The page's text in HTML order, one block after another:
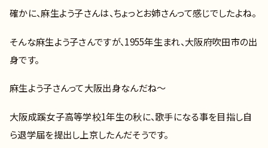
確かに、麻生よう子さんは、ちょっとお姉さんって感じでしたよね。
そんな麻生よう子さんですが、1955年生まれ、大阪府吹田市の出
身です。
麻生よう子さんって大阪出身なんだね～
大阪成蹊女子高等学校1年生の秋に、歌手になる事を目指し自
ら退学届を提出し上京したんだそうです。